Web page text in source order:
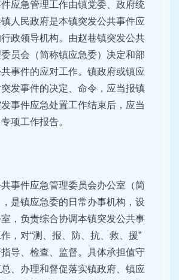
应急管理工作由镇党委、政府统
人民政府是本镇突发公共事件应
政领导机构。由赵巷镇突发公共
员会（简称镇应急委）决定和部
事件的应对工作。镇政府或镇应
发事件的决定、命令，应当报镇
事件应急处置工作结束后，应当
项工作报告。
事件应急管理委员会办公室（简
是镇应急委的日常办事机构，设
，负责综合协调本镇突发公共事
，对“测、报、防、抗、救、援”
导、检查、监督。具体承担值守
、办理和督促落实镇政府、镇应